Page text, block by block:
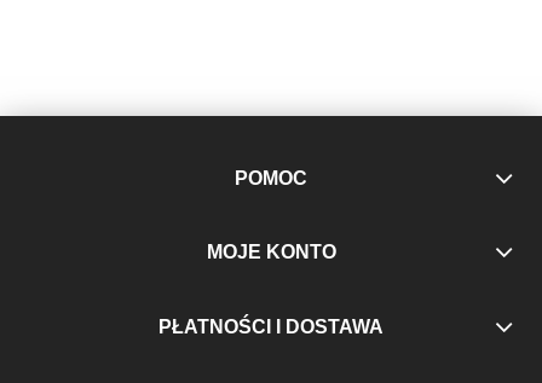
POMOC
MOJE KONTO
PŁATNOŚCI I DOSTAWA